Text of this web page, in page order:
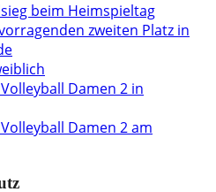
beim Heimspieltag
zweiten Platz in
Damen 2 in
Damen 2 am